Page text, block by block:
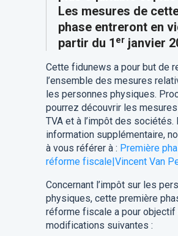
Les mesures de
phase entreront en
partir du 1 er janvier
Cette fidunews a pour but de
l’ensemble des mesures
les personnes physiques.
pourrez découvrir les
TVA et à l’impôt des sociétés.
information supplémentaire,
à vous référer à : Première
réforme fiscale|Vincent Van
Concernant l’impôt sur les
physiques, cette première
réforme fiscale a pour
modifications suivantes :